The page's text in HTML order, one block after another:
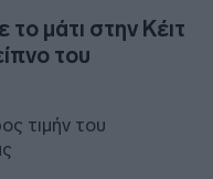
μάτι στην Κέιτ
του
τιμήν του